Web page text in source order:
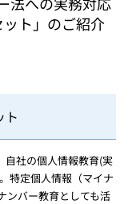
ト」のご紹介
ト
自社の個人情報教育(実
特定個人情報（マイナ
ンバー教育としても活